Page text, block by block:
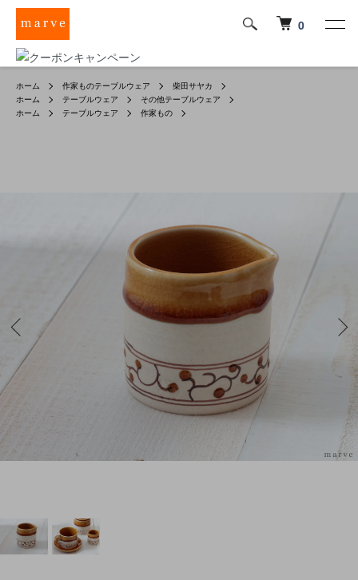
0
ホーム 作家ものテーブルウェア
柴田サヤカ
ホーム
テーブルウェア
その他テーブルウェア
ホーム
テーブルウェア 作家もの